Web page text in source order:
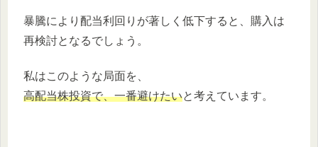
暴騰により配当利回りが著しく低下すると、購入は
再検討となるでしょう。
私はこのような局面を、
高配当株投資で、一番避けたいと考えています。